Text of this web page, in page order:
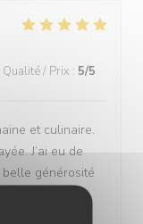
Qualité / Prix : 5/5
et culinaire.
J’ai eu de
générosité
en salle